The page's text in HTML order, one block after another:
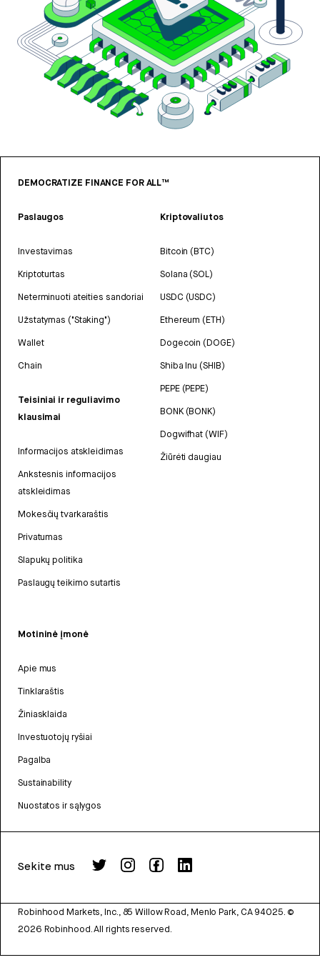
DEMOCRATIZE FINANCE FOR ALL™
Paslaugos
Investavimas
Kriptoturtas
Neterminuoti ateities sandoriai
Užstatymas ("Staking")
Wallet
Chain
Teisiniai ir reguliavimo
klausimai
Informacijos atskleidimas
Ankstesnis informacijos
atskleidimas
Mokesčių tvarkaraštis
Privatumas
Slapukų politika
Paslaugų teikimo sutartis
Kriptovaliutos
Bitcoin (BTC)
Solana (SOL)
USDC (USDC)
Ethereum (ETH)
Dogecoin (DOGE)
Shiba Inu (SHIB)
PEPE (PEPE)
BONK (BONK)
Dogwifhat (WIF)
Žiūrėti daugiau
Motininė įmonė
Apie mus
Tinklaraštis
Žiniasklaida
Investuotojų ryšiai
Pagalba
Sustainability
Nuostatos ir sąlygos
Sekite mus
Robinhood Markets, Inc., 85 Willow Road, Menlo Park, CA 94025. ©
2026 Robinhood. All rights reserved.